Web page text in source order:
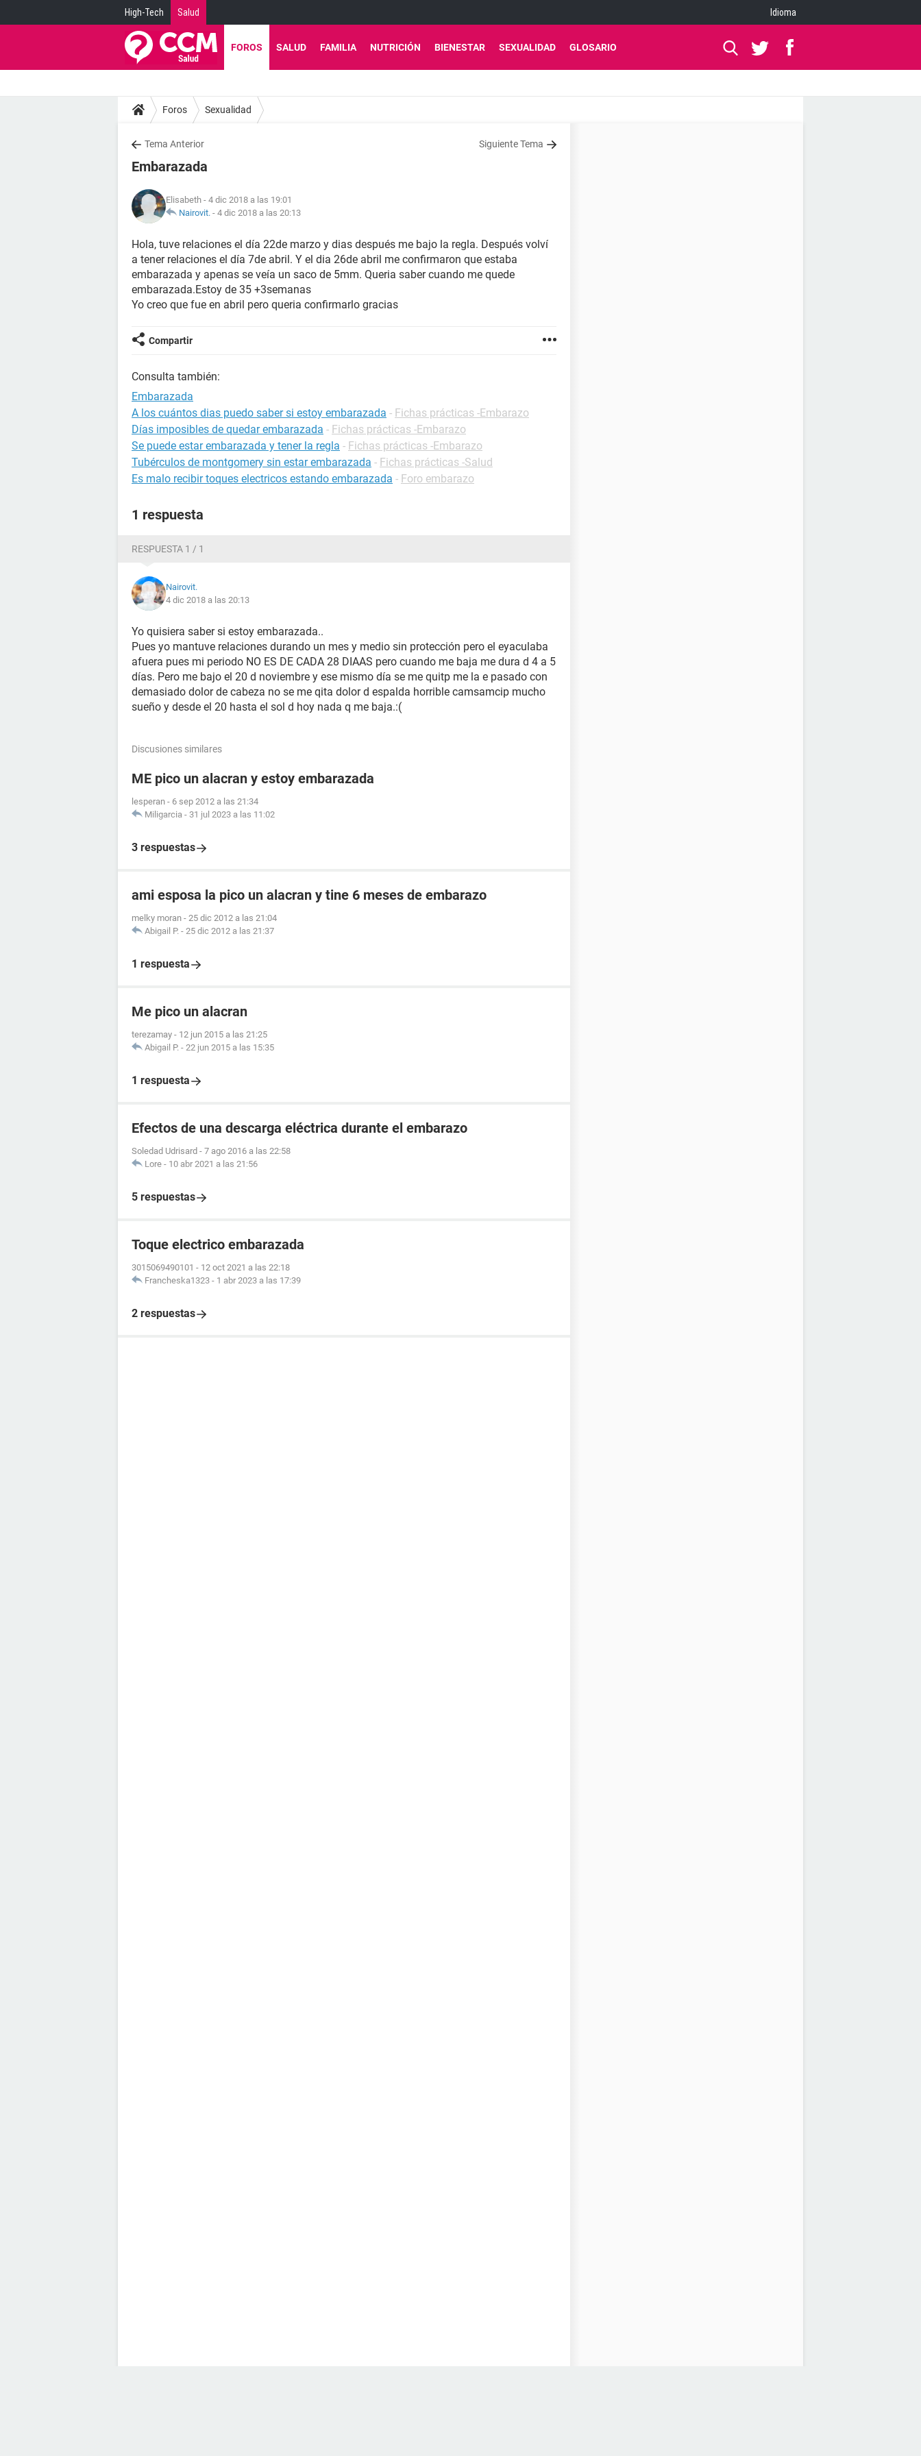
High-Tech Salud Idioma
FOROS SALUD FAMILIA NUTRICIÓN BIENESTAR SEXUALIDAD GLOSARIO
Foros Sexualidad
Tema Anterior Siguiente Tema
Embarazada
Elisabeth - 4 dic 2018 a las 19:01
Nairovit. - 4 dic 2018 a las 20:13
Hola, tuve relaciones el día 22de marzo y dias después me bajo la regla. Después volví
a tener relaciones el día 7de abril. Y el dia 26de abril me confirmaron que estaba
embarazada y apenas se veía un saco de 5mm. Queria saber cuando me quede
embarazada.Estoy de 35 +3semanas
Yo creo que fue en abril pero queria confirmarlo gracias
Compartir
Consulta también:
Embarazada
A los cuántos dias puedo saber si estoy embarazada - Fichas prácticas -Embarazo
Días imposibles de quedar embarazada - Fichas prácticas -Embarazo
Se puede estar embarazada y tener la regla - Fichas prácticas -Embarazo
Tubérculos de montgomery sin estar embarazada - Fichas prácticas -Salud
Es malo recibir toques electricos estando embarazada - Foro embarazo
1 respuesta
RESPUESTA 1 / 1
Nairovit.
4 dic 2018 a las 20:13
Yo quisiera saber si estoy embarazada..
Pues yo mantuve relaciones durando un mes y medio sin protección pero el eyaculaba
afuera pues mi periodo NO ES DE CADA 28 DIAAS pero cuando me baja me dura d 4 a 5
días. Pero me bajo el 20 d noviembre y ese mismo día se me quitp me la e pasado con
demasiado dolor de cabeza no se me qita dolor d espalda horrible camsamcip mucho
sueño y desde el 20 hasta el sol d hoy nada q me baja.:(
Discusiones similares
ME pico un alacran y estoy embarazada
lesperan - 6 sep 2012 a las 21:34
Miligarcia - 31 jul 2023 a las 11:02
3 respuestas
ami esposa la pico un alacran y tine 6 meses de embarazo
melky moran - 25 dic 2012 a las 21:04
Abigail P. - 25 dic 2012 a las 21:37
1 respuesta
Me pico un alacran
terezamay - 12 jun 2015 a las 21:25
Abigail P. - 22 jun 2015 a las 15:35
1 respuesta
Efectos de una descarga eléctrica durante el embarazo
Soledad Udrisard - 7 ago 2016 a las 22:58
Lore - 10 abr 2021 a las 21:56
5 respuestas
Toque electrico embarazada
3015069490101 - 12 oct 2021 a las 22:18
Francheska1323 - 1 abr 2023 a las 17:39
2 respuestas